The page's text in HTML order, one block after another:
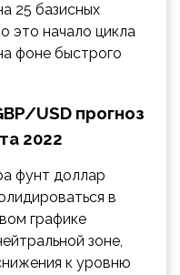
25 базисных
это начало цикла
фоне быстрого
USD прогноз
2022
фунт доллар
в
графике
зоне,
к уровню